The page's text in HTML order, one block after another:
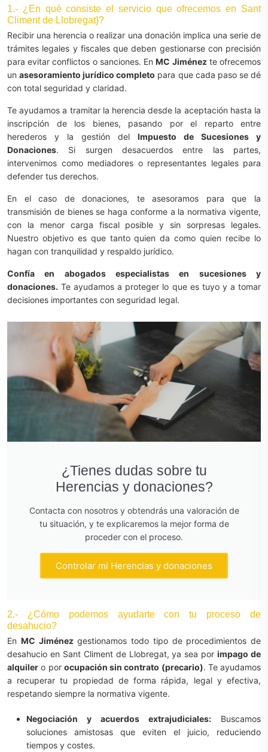
1.- ¿En qué consiste el servicio que ofrecemos en Sant
Climent de Llobregat}?
Recibir una herencia o realizar una donación implica una serie de
trámites legales y fiscales que deben gestionarse con precisión
para evitar conflictos o sanciones. EnMC Jiménezte ofrecemos
unasesoramiento jurídico completo para que cada paso se dé
con total seguridad y claridad.
Te ayudamos a tramitar la herencia desde la aceptación hasta la
inscripción de los bienes, pasando por el reparto entre
herederos y la gestión del Impuesto de Sucesiones y
Donaciones. Si surgen desacuerdos entre las partes,
intervenimos como mediadores o representantes legales para
defender tus derechos.
En el caso de donaciones, te asesoramos para que la
transmisión de bienes se haga conforme a la normativa vigente,
con la menor carga fiscal posible y sin sorpresas legales.
Nuestro objetivo es que tanto quien da como quien recibe lo
hagan con tranquilidad y respaldo jurídico.
Confía en abogados especialistas en sucesiones y
donaciones. Te ayudamos a proteger lo que es tuyo y a tomar
decisiones importantes con seguridad legal.
¿Tienes dudas sobre tu
Herencias y donaciones?
Contacta con nosotros y obtendrás una valoración de
tu situación, y te explicaremos la mejor forma de
proceder con el proceso.
Controlar mi Herencias y donaciones
2.- ¿Cómo podemos ayudarte con tu proceso de
desahucio?
En MC Jiménezgestionamos todo tipo de procedimientos de
desahucio en Sant Climent de Llobregat, ya sea porimpago de
alquiler o por ocupación sin contrato (precario). Te ayudamos
a recuperar tu propiedad de forma rápida, legal y efectiva,
respetando siempre la normativa vigente.
Negociación y acuerdos extrajudiciales: Buscamos
soluciones amistosas que eviten el juicio, reduciendo
tiempos y costes.